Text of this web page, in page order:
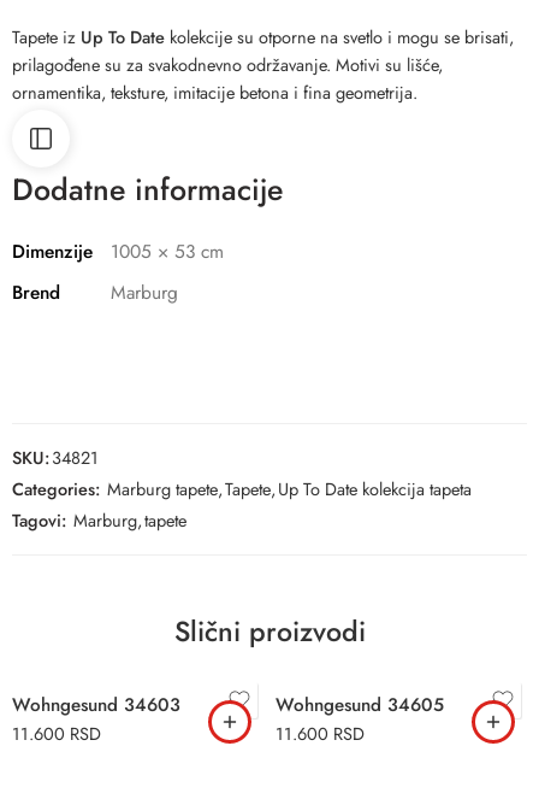
Tapete iz Up To Date kolekcije su otporne na svetlo i mogu se brisati,
prilagođene su za svakodnevno održavanje. Motivi su lišće,
ornamentika, teksture, imitacije betona i fina geometrija.
Dodatne informacije
Dimenzije
1005 × 53 cm
Brend
Marburg
SKU:34821
Categories: Marburg tapete,Tapete,Up To Date kolekcija tapeta
Tagovi: Marburg,tapete
Slični proizvodi
Wohngesund 34603
11.600 RSD
Wohngesund 34605
11.600 RSD